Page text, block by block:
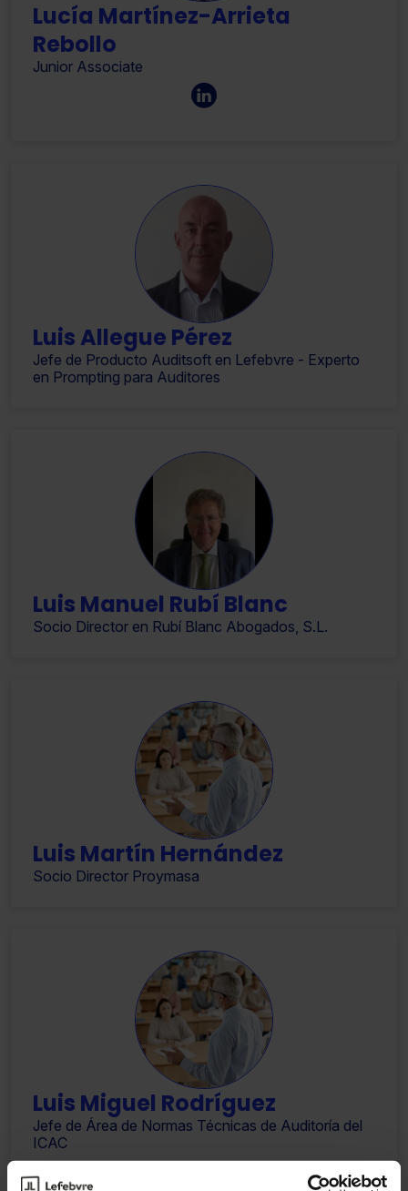
Lucía Martínez-Arrieta
Rebollo
Junior Associate
Luis Allegue Pérez
Jefe de Producto Auditsoft en Lefebvre - Experto
en Prompting para Auditores
Luis Manuel Rubí Blanc
Socio Director en Rubí Blanc Abogados, S.L.
Luis Martín Hernández
Socio Director Proymasa
Luis Miguel Rodríguez
Jefe de Área de Normas Técnicas de Auditoría del
ICAC